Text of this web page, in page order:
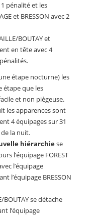
1 pénalité et les
et BRESSON avec 2
BOUTAY et
en tête avec 4
étape nocturne) les
étape que les
et non piègeuse.
les apparences sont
4 équipages sur 31
la nuit.
hiérarchiese
l’équipage FOREST
l’équipage
l’équipage BRESSON
BOUTAY se détache
l’équipage